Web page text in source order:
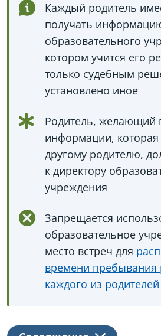
Каждый родитель
получать
образовательного
котором учится его
только судебным
установлено иное
Родитель, желающий
информации, которая
другому родителю,
к директору
учреждения
Запрещается
образовательное
место встреч для
времени пребывания
каждого из родителей